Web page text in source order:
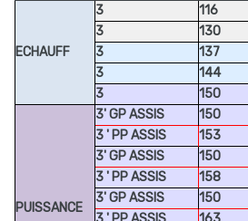
ECHAUFF
3 116
3
130
3
137
3
144
3
150
PUISSANCE
3' GP ASSIS 150
3 ' PP ASSIS
153
3' GP ASSIS
150
3 ' PP ASSIS
158
3' GP ASSIS
150